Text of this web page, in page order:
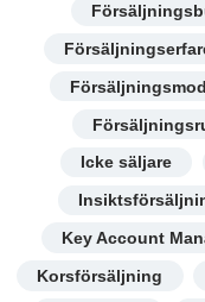
Icke säljare
Key Account
Korsförsäljning